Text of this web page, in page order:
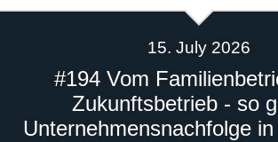
15. July 2026
#194 Vom
Zukunftsbetrieb - so
Unternehmensnachfolge